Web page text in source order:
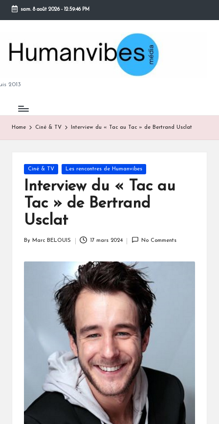
Skip
content
sam. 8 août 2026- 12:59:47 PM
2013
Home Ciné & TV Interview du « Tac au Tac » de Bertrand Usclat
Posted
in
Ciné & TV Les rencontres de Humanvibes
Interview du « Tac au
Tac » de Bertrand
Usclat
By Marc BELOUIS 17 mars 2024 No Comments